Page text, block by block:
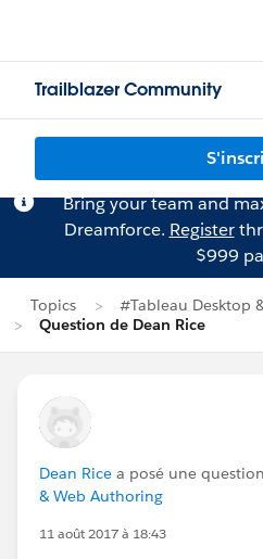
Trailblazer Community
Bring your team and
Dreamforce. Register
$999
Topics
#Tableau Desktop
Question de Dean Rice
Dean Rice a posé une
& Web Authoring
11 août 2017 à 18:43